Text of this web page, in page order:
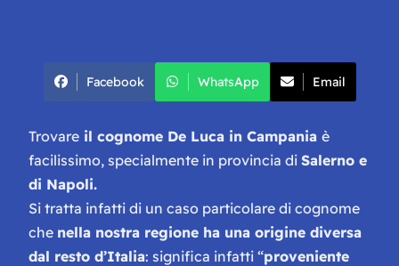
Facebook WhatsApp Email
Trovare il cognome De Luca in Campania è
facilissimo, specialmente in provincia di Salerno e
di Napoli.
Si tratta infatti di un caso particolare di cognome
che nella nostra regione ha una origine diversa
dal resto d’Italia: significa infatti “proveniente